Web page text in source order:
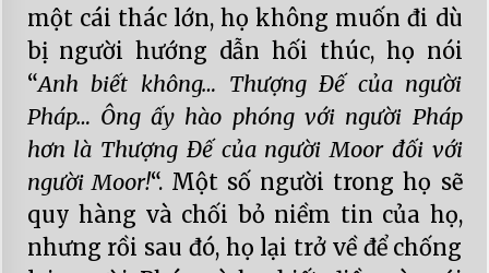
một cái thác lớn, họ không muốn đi dù
bị người hướng dẫn hối thúc, họ nói
“Anh biết không… Thượng Đế của người
Pháp… Ông ấy hào phóng với người Pháp
hơn là Thượng Đế của người Moor đối với
người Moor!“. Một số người trong họ sẽ
quy hàng và chối bỏ niềm tin của họ,
nhưng rồi sau đó, họ lại trở về để chống